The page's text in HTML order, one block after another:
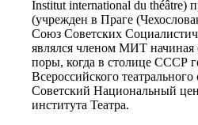
Institut international du
(учрежден в Праге
Союз Советских
являлся членом МИТ начиная
поры, когда в столице СССР
Всероссийского
Советский Национальный
института Театра.